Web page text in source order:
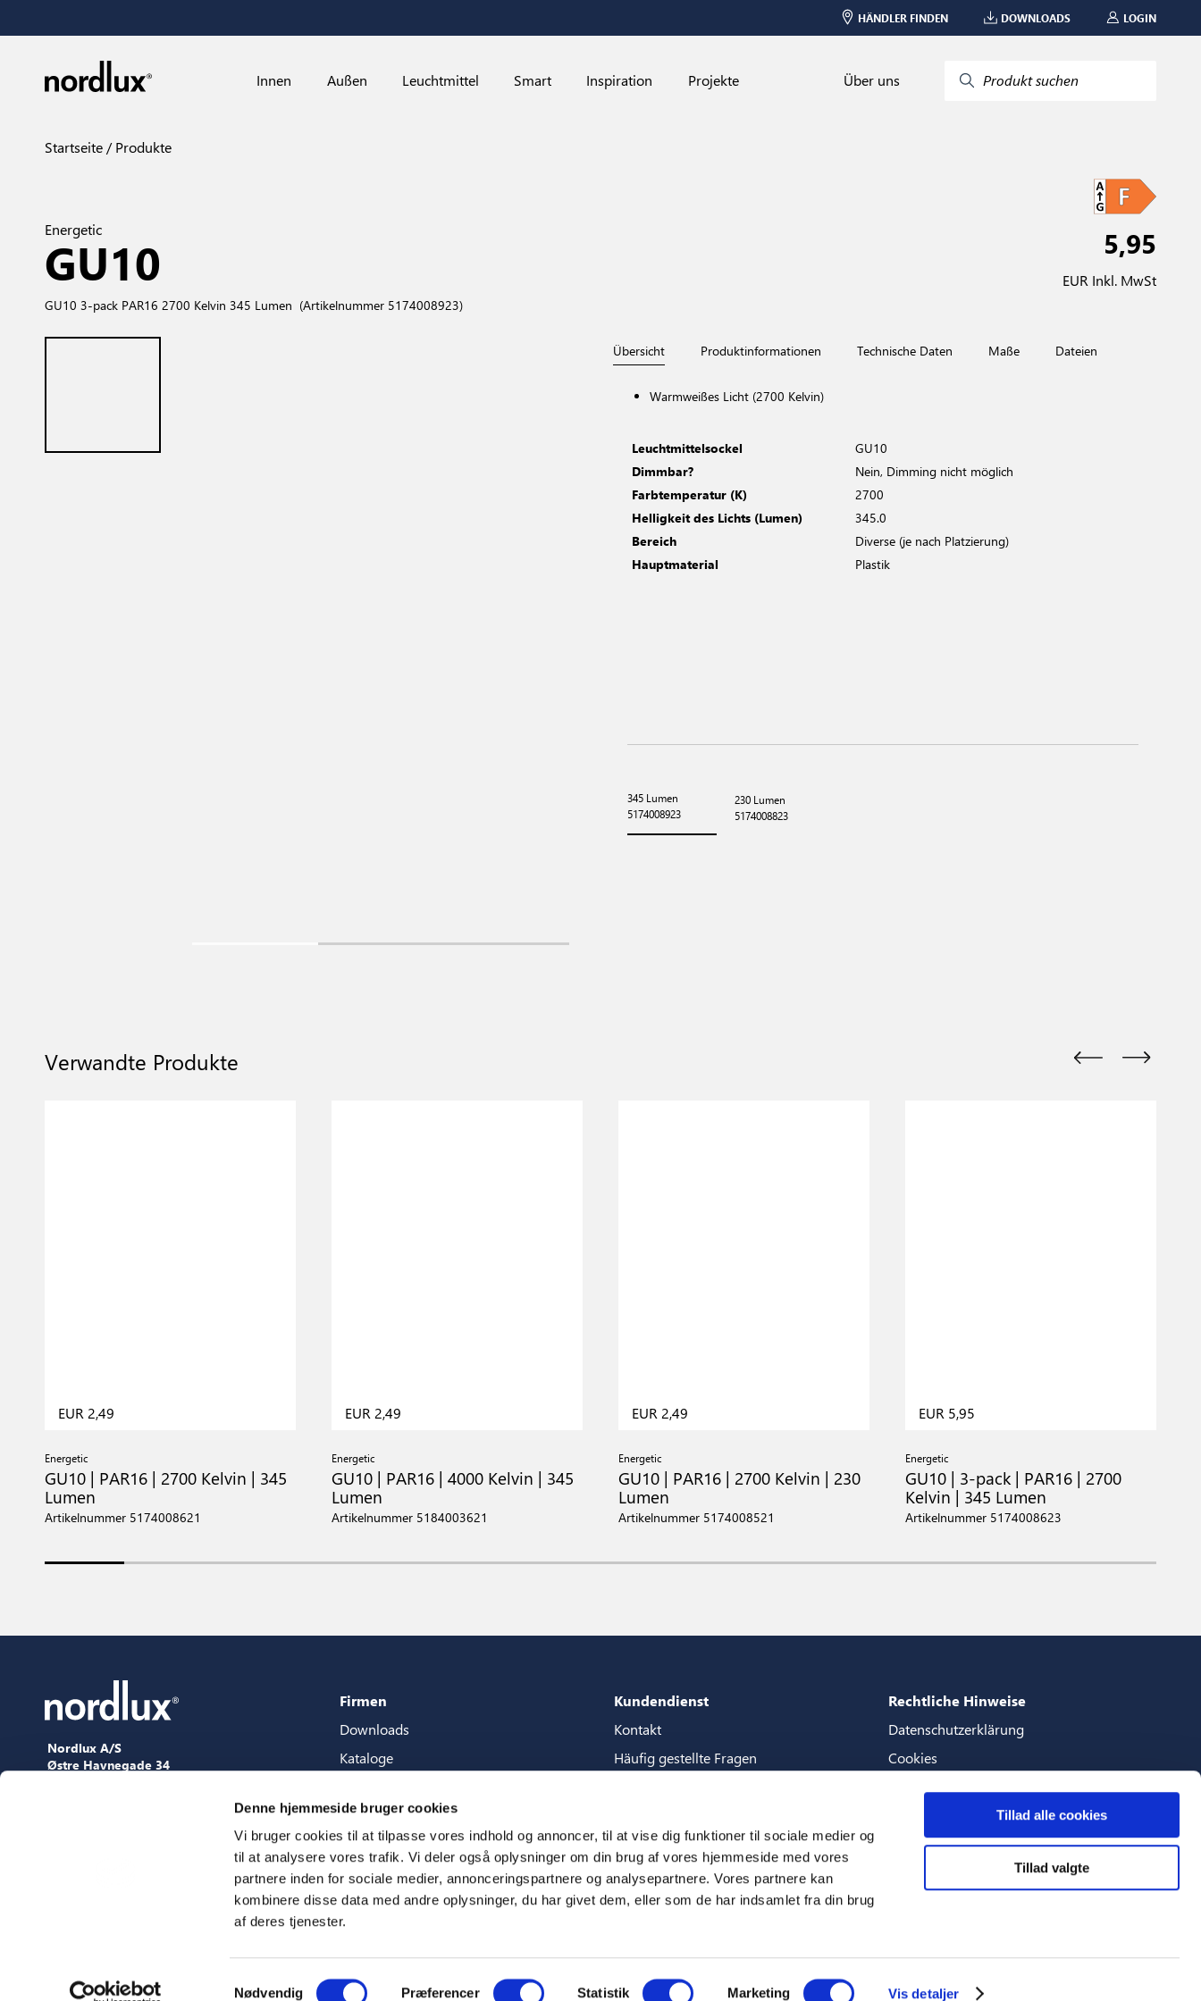
Denne hjemmeside bruger cookies
Vi bruger cookies til at tilpasse vores indhold og annoncer, til at vise dig funktioner til sociale medier og
til at analysere vores trafik. Vi deler også oplysninger om din brug af vores hjemmeside med vores
partnere inden for sociale medier, annonceringspartnere og analysepartnere. Vores partnere kan
kombinere disse data med andre oplysninger, du har givet dem, eller som de har indsamlet fra din brug
af deres tjenester.
Samtykkevalg
Nødvendig Præferencer Statistik Marketing Vis detaljer
Tillad alle cookies
Tillad valgte
HÄNDLER FINDEN DOWNLOADS LOGIN
Innen Außen Leuchtmittel Smart Inspiration Projekte Über uns Produkt suchen
Startseite Produkte
Energetic
GU10
GU10 3-pack PAR16 2700 Kelvin 345 Lumen (Artikelnummer 5174008923)
5,95
EUR Inkl. MwSt
Übersicht Produktinformationen Technische Daten Maße Dateien
Warmweißes Licht (2700 Kelvin)
Leuchtmittelsockel
GU10
Dimmbar?
Nein, Dimming nicht möglich
Farbtemperatur (K)
2700
Helligkeit des Lichts (Lumen)
345.0
Bereich
Diverse (je nach Platzierung)
Hauptmaterial
Plastik
345 Lumen
5174008923
230 Lumen
5174008823
Verwandte Produkte
EUR 2,49
Energetic
GU10 | PAR16 | 2700 Kelvin | 345
Lumen
Artikelnummer 5174008621
EUR 2,49
Energetic
GU10 | PAR16 | 4000 Kelvin | 345
Lumen
Artikelnummer 5184003621
EUR 2,49
Energetic
GU10 | PAR16 | 2700 Kelvin | 230
Lumen
Artikelnummer 5174008521
EUR 5,95
Energetic
GU10 | 3-pack | PAR16 | 2700
Kelvin | 345 Lumen
Artikelnummer 5174008623
Nordlux A/S
Østre Havnegade 34
Firmen
Downloads
Kataloge
Content store guide
3D Dateien
Press
Showrooms
Messen
Kundendienst
Kontakt
Häufig gestellte Fragen
CSR
Rechtliche Hinweise
Datenschutzerklärung
Cookies